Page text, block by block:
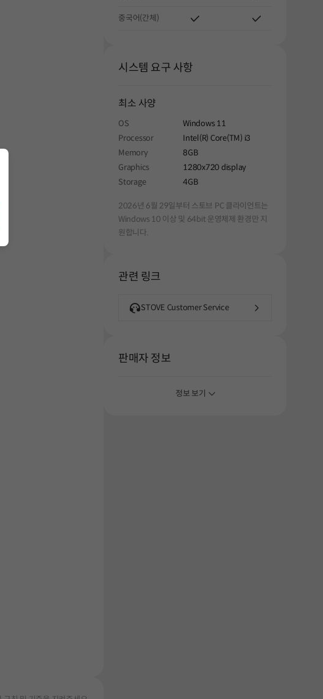
중국어(간체)
시스템 요구 사항
최소 사양
OS
Windows 11
Processor
Intel(R) Core(TM) i3
Memory
8GB
Graphics
1280x720 display
Storage
4GB
2026년 6월 29일부터 스토브 PC 클라이언트는
Windows 10 이상 및 64bit 운영체제 환경만 지
원합니다.
관련 링크
STOVE Customer Service
판매자 정보
정보 보기